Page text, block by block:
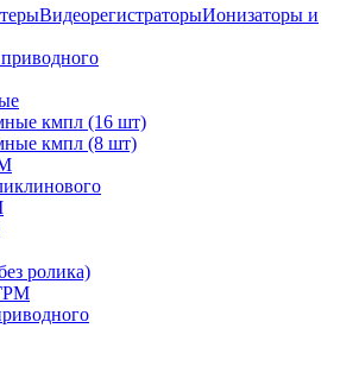
ВидеорегистраторыИонизаторы и
кмпл (16 шт)
кмпл (8 шт)
ролика)